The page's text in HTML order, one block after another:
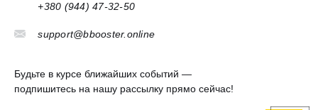
+380 (944) 47-32-50
support@bbooster.online
Будьте в курсе ближайших событий —
подпишитесь на нашу рассылку прямо сейчас!